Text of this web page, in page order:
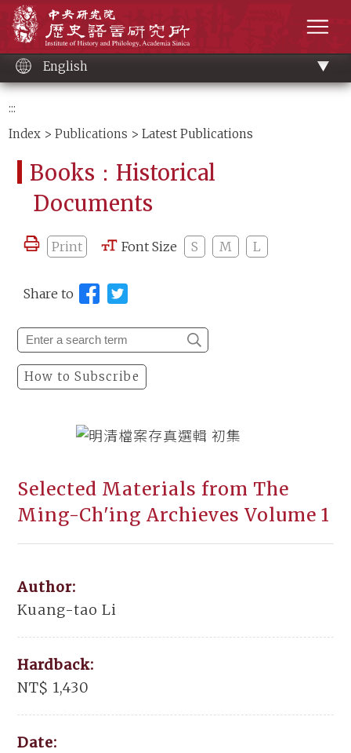
content
English
:::
Index >Publications > Latest Publications
Books：Historical
Documents
Print Font Size S M L
Share to
How to Subscribe
Selected Materials from The
Ming-Ch'ing Archieves Volume 1
Author:
Kuang-tao Li
Hardback:
NT$ 1,430
Date: